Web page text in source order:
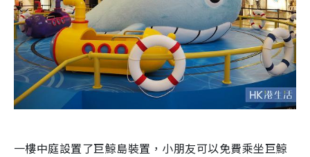
一樓中庭設置了巨鯨島裝置，小朋友可以免費乘坐巨鯨